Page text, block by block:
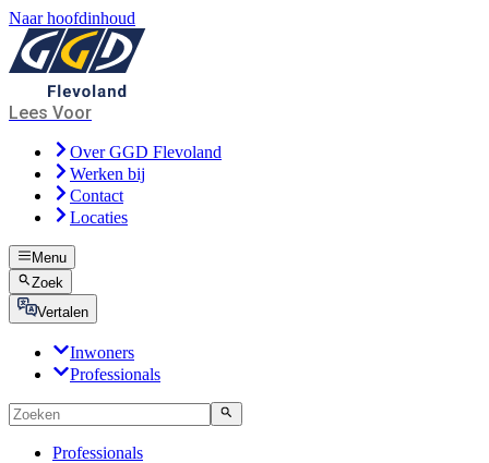
Naar hoofdinhoud
Lees Voor
Over GGD Flevoland
Werken bij
Contact
Locaties
Menu
Zoek
Vertalen
Inwoners
Professionals
Professionals